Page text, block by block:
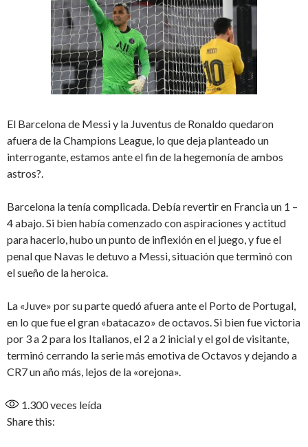
El Barcelona de Messi y la Juventus de Ronaldo quedaron
afuera de la Champions League, lo que deja planteado un
interrogante, estamos ante el fin de la hegemonía de ambos
astros?.
Barcelona la tenía complicada. Debía revertir en Francia un 1 –
4 abajo. Si bien había comenzado con aspiraciones y actitud
para hacerlo, hubo un punto de inflexión en el juego, y fue el
penal que Navas le detuvo a Messi, situación que terminó con
el sueño de la heroica.
La «Juve» por su parte quedó afuera ante el Porto de Portugal,
en lo que fue el gran «batacazo» de octavos. Si bien fue victoria
por 3 a 2 para los Italianos, el 2 a 2 inicial y el gol de visitante,
terminó cerrando la serie más emotiva de Octavos y dejando a
CR7 un año más, lejos de la «orejona».
1.300veces leída
Share this: